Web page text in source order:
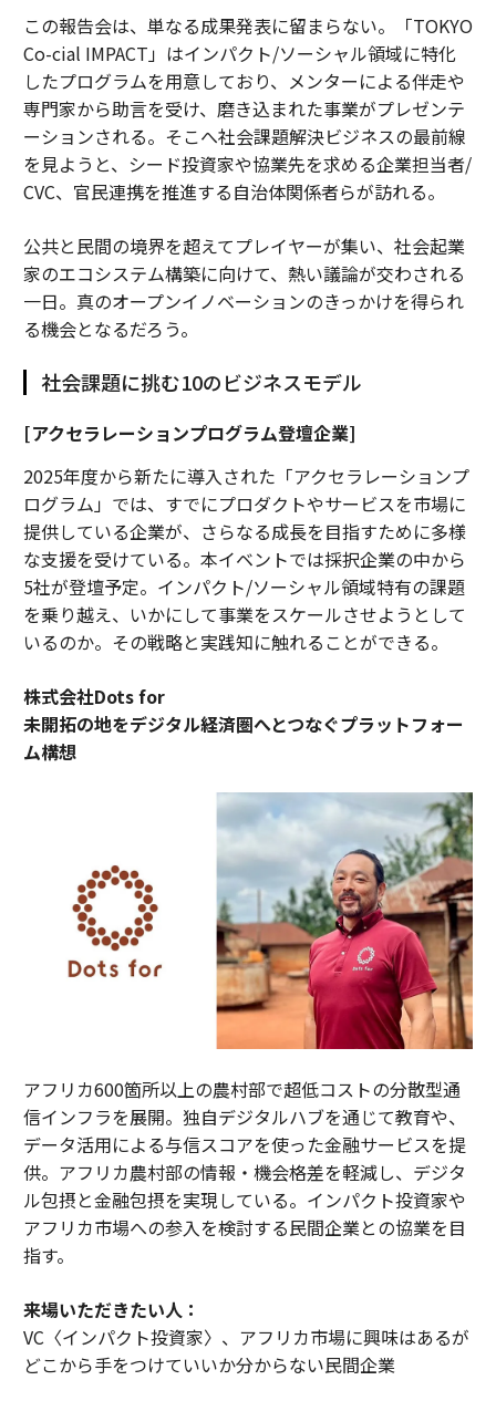
この報告会は、単なる成果発表に留まらない。「TOKYO
Co-cial IMPACT」はインパクト/ソーシャル領域に特化
したプログラムを用意しており、メンターによる伴走や
専門家から助言を受け、磨き込まれた事業がプレゼンテ
ーションされる。そこへ社会課題解決ビジネスの最前線
を見ようと、シード投資家や協業先を求める企業担当者/
CVC、官民連携を推進する自治体関係者らが訪れる。
公共と民間の境界を超えてプレイヤーが集い、社会起業
家のエコシステム構築に向けて、熱い議論が交わされる
一日。真のオープンイノベーションのきっかけを得られ
る機会となるだろう。
社会課題に挑む10のビジネスモデル
[アクセラレーションプログラム登壇企業]
2025年度から新たに導入された「アクセラレーションプ
ログラム」では、すでにプロダクトやサービスを市場に
提供している企業が、さらなる成長を目指すために多様
な支援を受けている。本イベントでは採択企業の中から
5社が登壇予定。インパクト/ソーシャル領域特有の課題
を乗り越え、いかにして事業をスケールさせようとして
いるのか。その戦略と実践知に触れることができる。
株式会社Dots for
未開拓の地をデジタル経済圏へとつなぐプラットフォー
ム構想
アフリカ600箇所以上の農村部で超低コストの分散型通
信インフラを展開。独自デジタルハブを通じて教育や、
データ活用による与信スコアを使った金融サービスを提
供。アフリカ農村部の情報・機会格差を軽減し、デジタ
ル包摂と金融包摂を実現している。インパクト投資家や
アフリカ市場への参入を検討する民間企業との協業を目
指す。
来場いただきたい人：
VC〈インパクト投資家〉、アフリカ市場に興味はあるが
どこから手をつけていいか分からない民間企業